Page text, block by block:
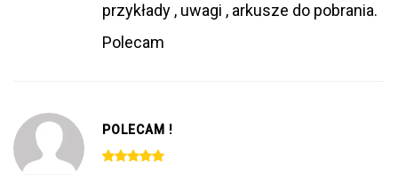
przykłady , uwagi , arkusze do pobrania.
Polecam
POLECAM !